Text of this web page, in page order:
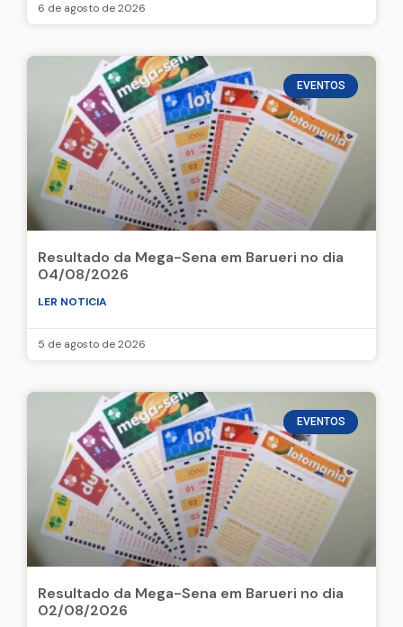
6 de agosto de 2026
EVENTOS
Resultado da Mega-Sena em Barueri no dia
04/08/2026
LER NOTICIA
5 de agosto de 2026
EVENTOS
Resultado da Mega-Sena em Barueri no dia
02/08/2026